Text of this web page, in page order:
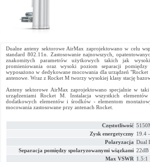
Dualne anteny sektorowe AirMax zaprojektowano w celu
standard 802.11n. Zastosowanie najnowszych,
znakomitych parametrów użytkowych takich jak
promieniowania oraz wysoki poziom separacji
wyposażono w dedykowane mocowania dla urządzeń
antenowe. Wraz z Rocket M tworzy wysokiej klasy stację
Anteny sektorowe AirMax zaprojektowano specjalnie w
urządzeniami Rocket M. Instalacja wszystkich
dodatkowych elementów i środków - elementom
mocowania zastosowane przy antenach Rocket.
Częstotliwość
Zysk energetyczny 19.4
Polaryzacja Dual
Separacja pomiędzy spolaryzowanymi wiązkami 22dB
Max VSWR 1.5:1